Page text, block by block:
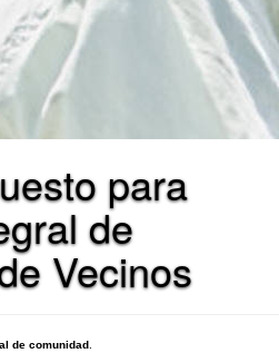
para
de
Vecinos
de comunidad